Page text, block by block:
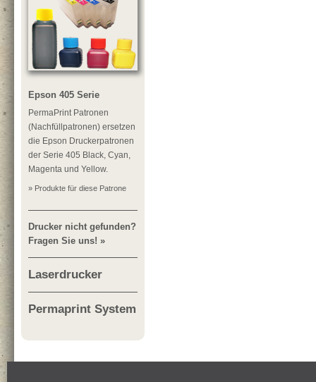
Epson 405 Serie
PermaPrint Patronen
(Nachfüllpatronen) ersetzen
die Epson Druckerpatronen
der Serie 405 Black, Cyan,
Magenta und Yellow.
» Produkte für diese Patrone
Drucker nicht gefunden?
Fragen Sie uns! »
Laserdrucker
Permaprint System